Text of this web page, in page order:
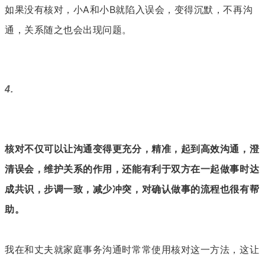
如果没有核对，小A和小B就陷入误会，变得沉默，不再沟
通，关系随之也会出现问题。
4.
核对不仅可以让沟通变得更充分，精准，起到高效沟通，澄
清误会，维护关系的作用，还能有利于双方在一起做事时达
成共识，步调一致，减少冲突，对确认做事的流程也很有帮
助。
我在和丈夫就家庭事务沟通时常常使用核对这一方法，这让